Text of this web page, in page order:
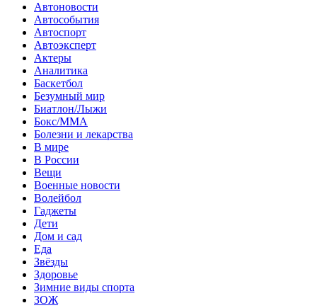
Автоновости
Автособытия
Автоспорт
Автоэксперт
Актеры
Аналитика
Баскетбол
Безумный мир
Биатлон/Лыжи
Бокс/MMA
Болезни и лекарства
В мире
В России
Вещи
Военные новости
Волейбол
Гаджеты
Дети
Дом и сад
Еда
Звёзды
Здоровье
Зимние виды спорта
ЗОЖ